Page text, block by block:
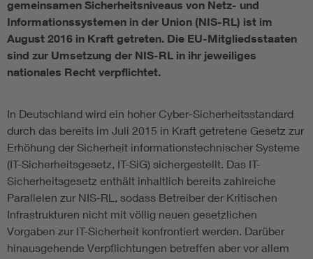
Energy storage
Functional safety
gemeinsamen Sicherheitsniveaus von Netz- und
Informationssystemen in der Union (NIS-RL) ist im
August 2016 in Kraft getreten. Die EU-Mitgliedsstaaten
sind zur Umsetzung der NIS-RL in ihr jeweiliges
nationales Recht verpflichtet.
In Deutschland wird ein hoher Cyber-Sicherheitsstandard
durch das bereits im Juli 2015 in Kraft getretene Gesetz zur
Erhöhung der Sicherheit informationstechnischer Systeme
(IT-Sicherheitsgesetz, IT-SiG) sichergestellt. Das IT-
Sicherheitsgesetz enthält inhaltlich bereits zahlreiche
Parallelen zur NIS-RL, sodass Betreiber der Kritischen
Infrastrukturen nicht mit völlig neuen gesetzlichen
Vorgaben zur IT-Sicherheit konfrontiert werden. Darüber
hinausgehende Verpflichtungen betreffen aber vor allem